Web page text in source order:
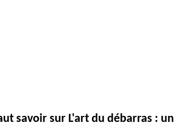
savoir sur L'art du débarras : un